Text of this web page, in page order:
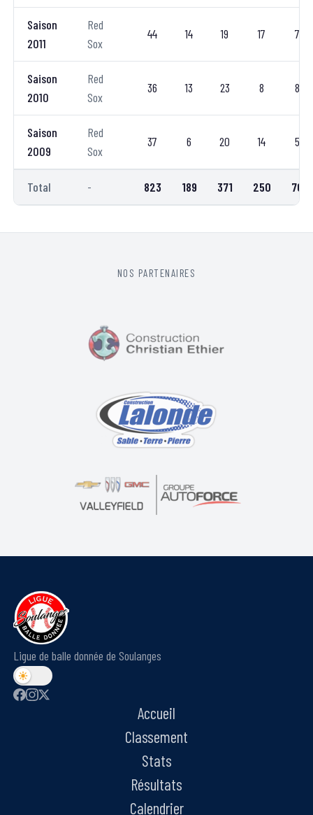
Saison
2011
Red
Sox
44 14 19 17 7
Saison
2010
Red
Sox
36 13 23 8 8
Saison
2009
Red
Sox
37 6 20 14 5
Total - 823 189 371 250 70
NOS PARTENAIRES
Ligue de balle donnée de Soulanges
Accueil
Classement
Stats
Résultats
Calendrier